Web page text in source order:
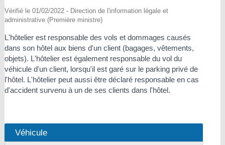
Vérifié le 01/02/2022 - Direction de l'information légale et
administrative (Première ministre)
L'hôtelier est responsable des vols et dommages causés
dans son hôtel aux biens d'un client (bagages, vêtements,
objets). L'hôtelier est également responsable du vol du
véhicule d'un client, lorsqu'il est garé sur le parking privé de
l'hôtel. L'hôtelier peut aussi être déclaré responsable en cas
d'accident survenu à un de ses clients dans l'hôtel.
Véhicule